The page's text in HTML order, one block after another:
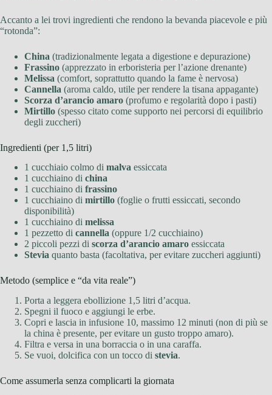
Accanto a lei trovi ingredienti che rendono la bevanda piacevole e più
“rotonda”:
China (tradizionalmente legata a digestione e depurazione)
Frassino (apprezzato in erboristeria per l’azione drenante)
Melissa (comfort, soprattutto quando la fame è nervosa)
Cannella (aroma caldo, utile per rendere la tisana appagante)
Scorza d’arancio amaro (profumo e regolarità dopo i pasti)
Mirtillo (spesso citato come supporto nei percorsi di equilibrio
degli zuccheri)
Ingredienti (per 1,5 litri)
1 cucchiaio colmo di malva essiccata
1 cucchiaino di china
1 cucchiaino di frassino
1 cucchiaino di mirtillo (foglie o frutti essiccati, secondo
disponibilità)
1 cucchiaino di melissa
1 pezzetto di cannella (oppure 1/2 cucchiaino)
2 piccoli pezzi di scorza d’arancio amaro essiccata
Stevia quanto basta (facoltativa, per evitare zuccheri aggiunti)
Metodo (semplice e “da vita reale”)
Porta a leggera ebollizione 1,5 litri d’acqua.
Spegni il fuoco e aggiungi le erbe.
Copri e lascia in infusione 10, massimo 12 minuti (non di più se
la china è presente, per evitare un gusto troppo amaro).
Filtra e versa in una borraccia o in una caraffa.
Se vuoi, dolcifica con un tocco di stevia.
Come assumerla senza complicarti la giornata